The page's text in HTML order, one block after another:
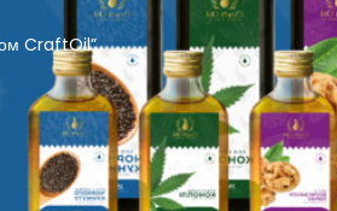
CraftOil”